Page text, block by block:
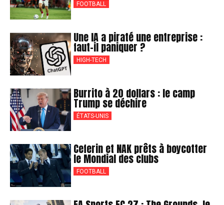
FOOTBALL
Une IA a piraté une entreprise :
faut-il paniquer ?
HIGH-TECH
Burrito à 20 dollars : le camp
Trump se déchire
ÉTATS-UNIS
Ceferin et NAK prêts à boycotter
le Mondial des clubs
FOOTBALL